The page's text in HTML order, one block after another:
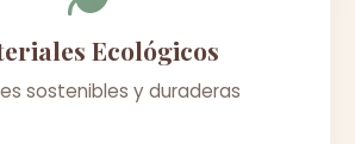
Ecológicos
sostenibles y duraderas